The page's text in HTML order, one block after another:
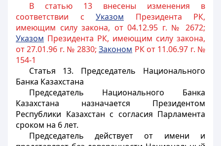
В статью 13 внесены изменения в
соответствии с Указом Президента РК,
имеющим силу закона, от 04.12.95 г. № 2672;
Указом Президента РК, имеющим силу закона,
от 27.01.96 г. № 2830;Законом РК от 11.06.97 г. №
154-1
Статья 13. Председатель Национального
Банка Казахстана
Председатель Национального Банка
Казахстана назначается Президентом
Республики Казахстан с согласия Парламента
сроком на 6 лет.
Председатель действует от имени и